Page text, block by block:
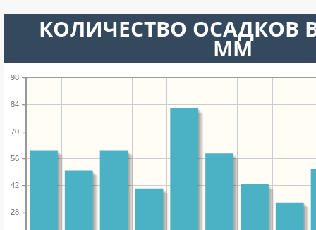
КОЛИЧЕСТВО ОСАДКОВ
ММ
28
42
56
70
84
98